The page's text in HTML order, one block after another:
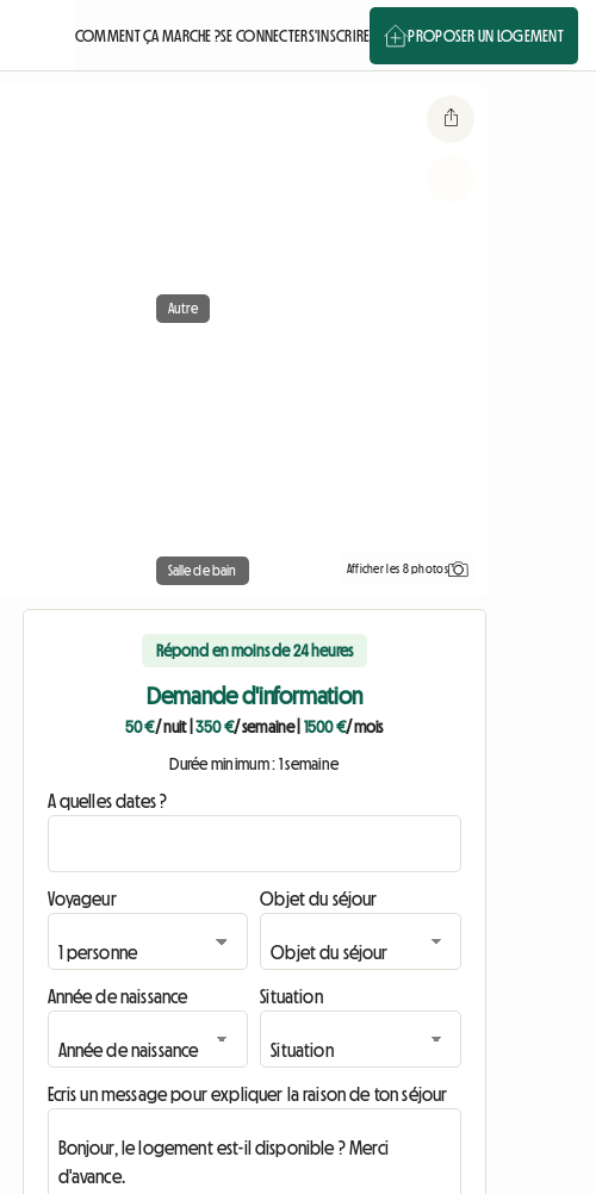
COMMENT ÇA MARCHE ?SE CONNECTERS'INSCRIRE PROPOSER UN LOGEMENT
Autre
Salle de bain Afficher les 8 photos
Répond en moins de 24 heures
Demande d'information
50 €/ nuit| 350 €/ semaine| 1500 €/ mois
Durée minimum : 1 semaine
A quelles dates ?
Voyageur Objet du séjour
Année de naissance Situation
Ecris un message pour expliquer la raison de ton séjour